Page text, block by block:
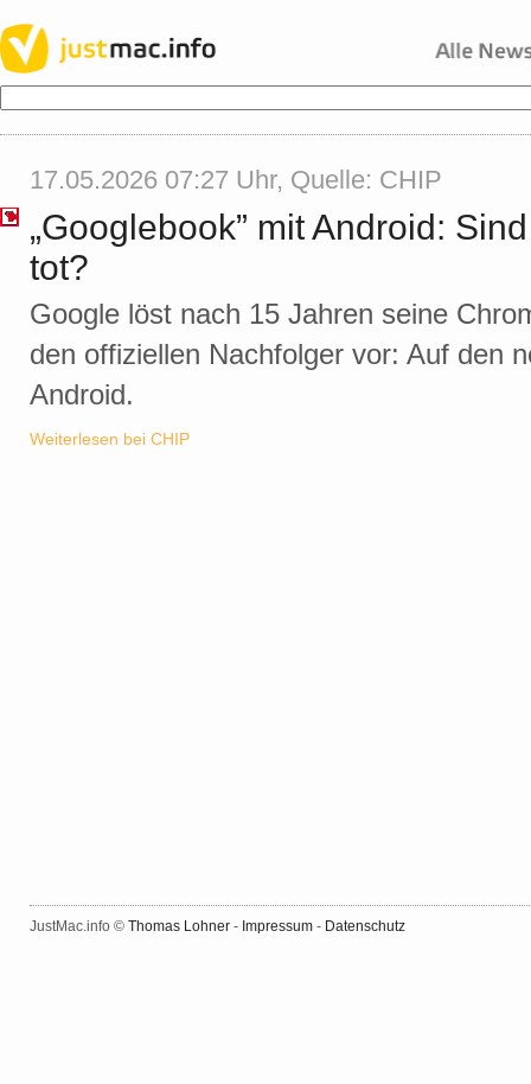
17.05.2026 07:27 Uhr, Quelle: CHIP
„Googlebook” mit Android:
tot?
Google löst nach 15 Jahren seine
den offiziellen Nachfolger vor: Auf den
Android.
Weiterlesen bei CHIP
JustMac.info © Thomas Lohner - Impressum - Datenschutz